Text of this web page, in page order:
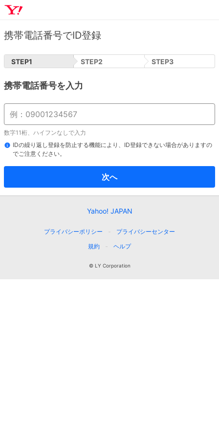
携帯電話番号でID登録
STEP1 STEP2 STEP3
携帯電話番号を入力
数字11桁、ハイフンなしで入力
IDの繰り返し登録を防止する機能により、ID登録できない場合がありますの
でご注意ください。
次へ
Yahoo! JAPAN
プライバシーポリシー
プライバシーセンター
規約
ヘルプ
© LY Corporation